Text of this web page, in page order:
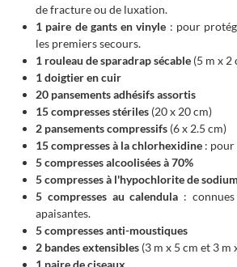
de fracture ou de luxation.
1 paire de gants en vinyle : pour
les premiers secours.
1 rouleau de sparadrap sécable (5 m x 2
1 doigtier en cuir
20 pansements adhésifs assortis
15 compresses stériles (20 x 20 cm)
2 pansements compressifs (6 x 2.5 cm)
15 compresses à la chlorhexidine : pour
5 compresses alcoolisées à 70%
5 compresses à l'hypochlorite de sodium
5 compresses au calendula :
apaisantes.
5 compresses anti-moustiques
2 bandes extensibles (3 m x 5 cm et 3 m
1 paire de ciseaux